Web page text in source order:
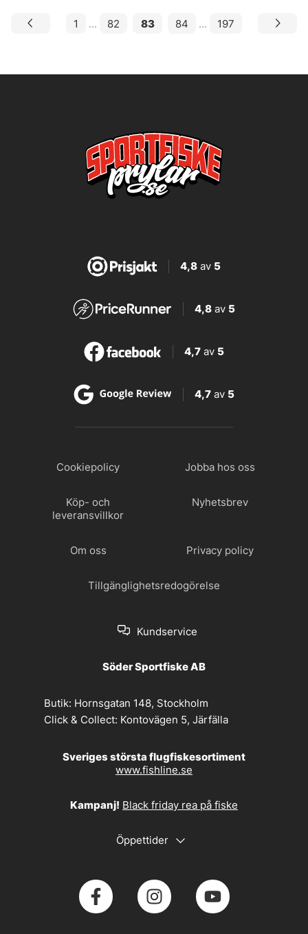
1 ... 82 83 84 ... 197
4,8av 5
4,8 av 5
4,7 av 5
4,7 av 5
Cookiepolicy Jobba hos oss
Köp- och
leveransvillkor
Nyhetsbrev
Om oss Privacy policy
Tillgänglighetsredogörelse
Kundservice
Söder Sportfiske AB
Butik: Hornsgatan 148, Stockholm
Click & Collect: Kontovägen 5, Järfälla
Sveriges största flugfiskesortiment
www.fishline.se
Kampanj! Black friday rea på fiske
Öppettider